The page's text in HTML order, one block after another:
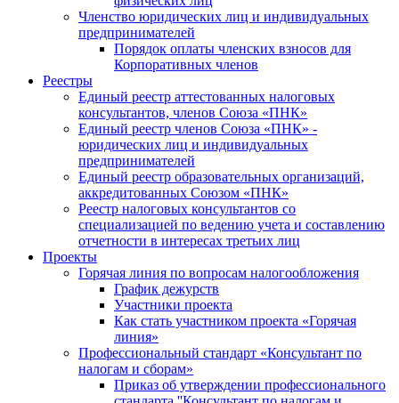
Членство юридических лиц и индивидуальных
предпринимателей
Порядок оплаты членских взносов для
Корпоративных членов
Реестры
Единый реестр аттестованных налоговых
консультантов, членов Союза «ПНК»
Единый реестр членов Союза «ПНК» -
юридических лиц и индивидуальных
предпринимателей
Единый реестр образовательных организаций,
аккредитованных Союзом «ПНК»
Реестр налоговых консультантов со
специализацией по ведению учета и составлению
отчетности в интересах третьих лиц
Проекты
Горячая линия по вопросам налогообложения
График дежурств
Участники проекта
Как стать участником проекта «Горячая
линия»
Профессиональный стандарт «Консультант по
налогам и сборам»
Приказ об утверждении профессионального